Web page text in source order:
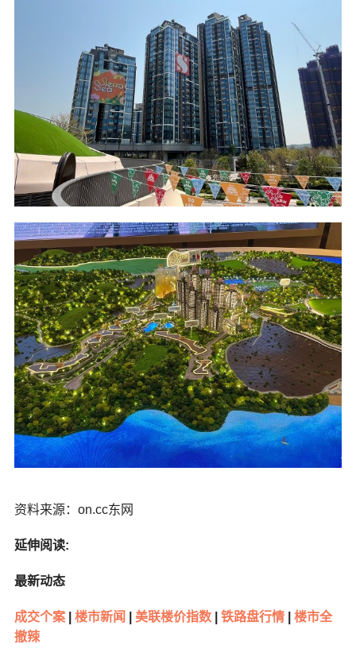
资料来源：on.cc东网
延伸阅读:
最新动态
成交个案| 楼市新闻 美联楼价指数| 铁路盘行情|
楼市全
撤辣